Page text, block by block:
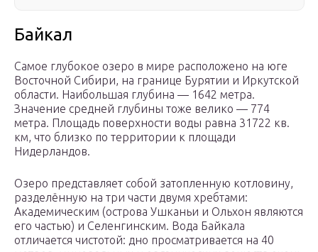
Байкал
Самое глубокое озеро в мире расположено на юге
Восточной Сибири, на границе Бурятии и Иркутской
области. Наибольшая глубина — 1642 метра.
Значение средней глубины тоже велико — 774
метра. Площадь поверхности воды равна 31722 кв.
км, что близко по территории к площади
Нидерландов.
Озеро представляет собой затопленную котловину,
разделённую на три части двумя хребтами:
Академическим (острова Ушканьи и Ольхон являются
его частью) и Селенгинским. Вода Байкала
отличается чистотой: дно просматривается на 40